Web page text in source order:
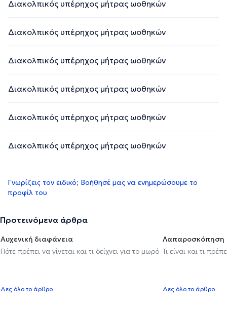
Διακολπικός υπέρηχος μήτρας ωοθηκών
Διακολπικός υπέρηχος μήτρας ωοθηκών
Διακολπικός υπέρηχος μήτρας ωοθηκών
Διακολπικός υπέρηχος μήτρας ωοθηκών
Διακολπικός υπέρηχος μήτρας ωοθηκών
Διακολπικός υπέρηχος μήτρας ωοθηκών
Γνωρίζεις τον ειδικό; Βοήθησέ μας να ενημερώσουμε το
προφίλ του
Προτεινόμενα άρθρα
Αυχενική διαφάνεια
Πότε πρέπει να γίνεται και τι δείχνει για το μωρό
Δες όλο το άρθρο
Λαπαροσκόπηση
Τι είναι και τι
Δες όλο το άρθρο